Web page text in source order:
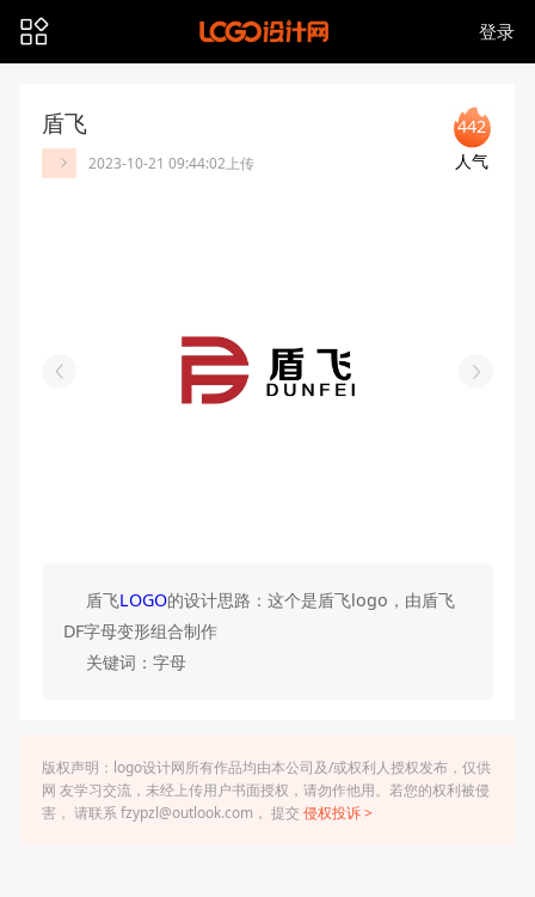
登录
盾飞
2023-10-21 09:44:02上传
442
人气
盾飞LOGO的设计思路：这个是盾飞logo，由盾飞
DF字母变形组合制作
关键词：字母
版权声明：logo设计网所有作品均由本公司及/或权利人授权发布，仅供
网 友学习交流，未经上传用户书面授权，请勿作他用。若您的权利被侵
害， 请联系 fzypzl@outlook.com， 提交 侵权投诉 >